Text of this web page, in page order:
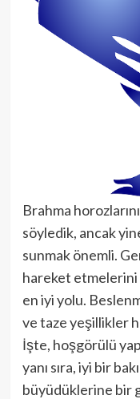
Brahma
söyledik, ancak
sunmak önemli.
hareket etmelerini
en iyi yolu.
ve taze yeşillikler
İşte, hoşgörülü
yanı sıra, iyi bir
büyüdüklerine bir